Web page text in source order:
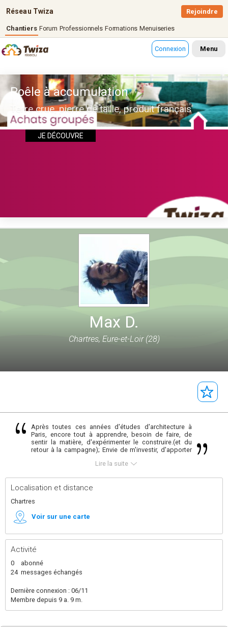
Réseau Twiza
Chantiers Forum Professionnels Formations Menuiseries
Rejoindre
Connexion Menu
Poêle à accumulation
Terre crue, pierre de taille, produit français
JE DÉCOUVRE
Max D.
Chartres, Eure-et-Loir (28)
Après toutes ces années d'études d'architecture à
Paris, encore tout à apprendre, besoin de faire, de
sentir la matière, d'expérimenter le construire.(et du
retour à la campagne); Envie de m'investir, d'apporter
Lire la suite
Localisation et distance
Chartres
Voir sur une carte
Activité
0
abonné
24 messages échangés
Dernière connexion : 06/11
Membre depuis 9 a. 9 m.